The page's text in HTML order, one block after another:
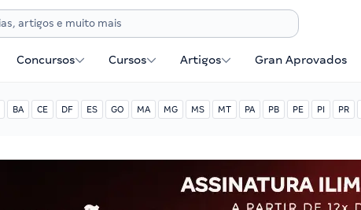
Concursos Cursos Artigos Gran Aprovados
BA CE DF ES GO MA MG MS MT PA PB PE PI PR